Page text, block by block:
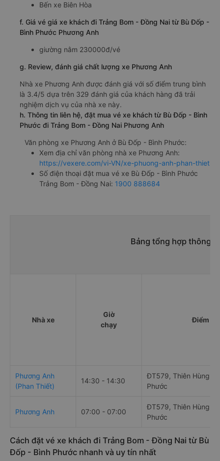
Bến xe Biên Hòa
f. Giá vé giá xe khách đi Trảng Bom - Đồng Nai từ Bù Đốp -
Bình Phước Phương Anh
giường nằm 230000đ/vé
g. Review, đánh giá chất lượng xe Phương Anh
Nhà xe Phương Anh được đánh giá với số điểm trung bình
là 3.4/5 dựa trên 329 đánh giá của khách hàng đã trải
nghiệm dịch vụ của nhà xe này.
h. Thông tin liên hệ, đặt mua vé xe khách từ Bù Đốp - Bình
Phước đi Trảng Bom - Đồng Nai Phương Anh
Văn phòng xe Phương Anh ở Bù Đốp - Bình Phước:
Xem địa chỉ văn phòng nhà xe Phương Anh:
https://vexere.com/vi-VN/xe-phuong-anh-phan-thiet
Số điện thoại đặt mua vé xe Bù Đốp - Bình Phước
Trảng Bom - Đồng Nai: 1900 888684
Bảng tổng hợp thông
Nhà xe
Giờ
chạy
Điểm đi
Phương Anh
(Phan Thiết)
14:30 - 14:30
ĐT579, Thiên Hùng,
Phước
Phương Anh 07:00 - 07:00
ĐT579, Thiên Hùng,
Phước
Cách đặt vé xe khách đi Trảng Bom - Đồng Nai từ Bù
Đốp - Bình Phước nhanh và uy tín nhất